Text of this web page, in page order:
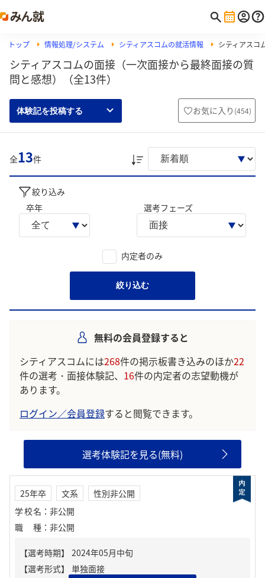
トップ 情報処理/システム シティアスコムの就活情報 シティアスコ
シティアスコムの面接（一次面接から最終面接の質
問と感想）（全13件）
体験記を投稿する お気に入り (454)
全13件
絞り込み
卒年
選考フェーズ
内定者のみ
絞り込む
無料の会員登録すると
シティアスコムには268件の掲示板書き込みのほか22
件の選考・面接体験記、 16件の内定者の志望動機が
あります。
ログイン／会員登録すると閲覧できます。
選考体験記を見る(無料)
25年卒 文系
性別非公開
学校名 ： 非公開
職種 ： 非公開